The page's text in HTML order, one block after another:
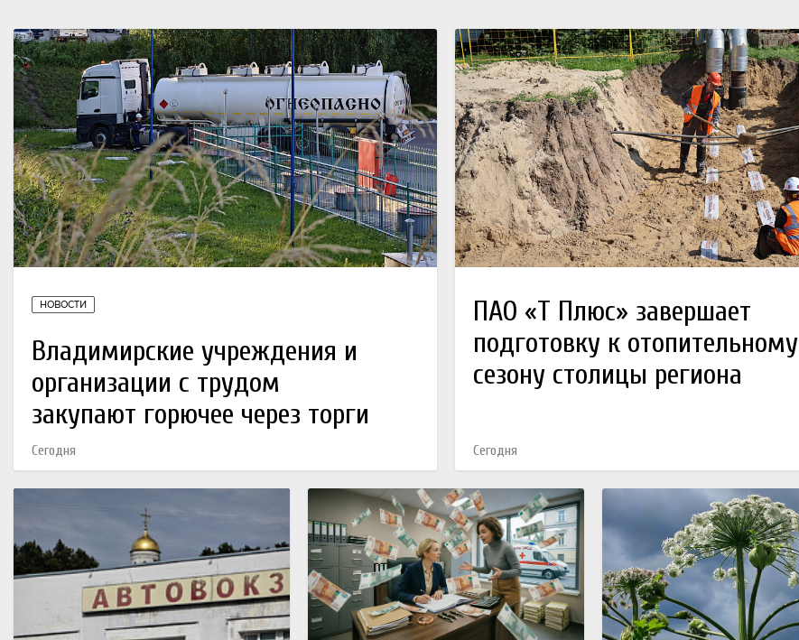
НОВОСТИ
Владимирские учреждения и
организации с трудом
закупают горючее через торги
Сегодня
ПАО «Т Плюс» завершает
подготовку к отопительному
сезону столицы региона
Сегодня